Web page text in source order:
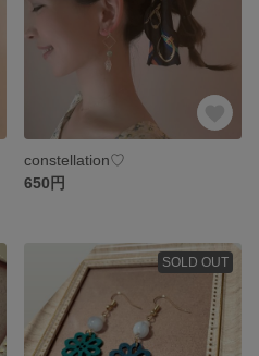
constellation♡
650円
SOLD OUT